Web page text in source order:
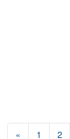
« 1 2